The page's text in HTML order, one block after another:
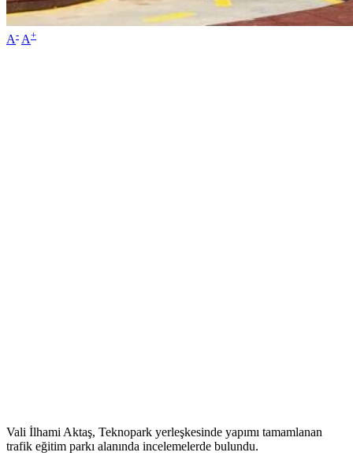
A- A+
Vali İlhami Aktaş, Teknopark yerleşkesinde yapımı tamamlanan
trafik eğitim parkı alanında incelemelerde bulundu.